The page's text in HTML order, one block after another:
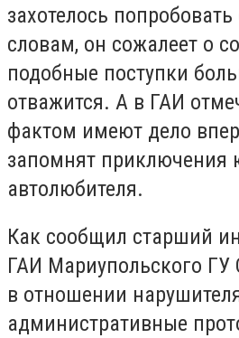
захотелось
словам, он сожалеет о
подобные поступки
отважится. А в ГАИ
фактом имеют дело
запомнят приключения
автолюбителя.
Как сообщил старший
ГАИ Мариупольского ГУ
в отношении
административные